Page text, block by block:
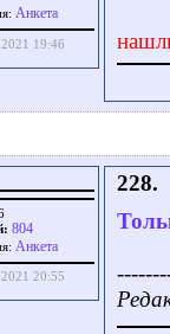
Aнкета
19:46
804
Aнкета
20:55
228.